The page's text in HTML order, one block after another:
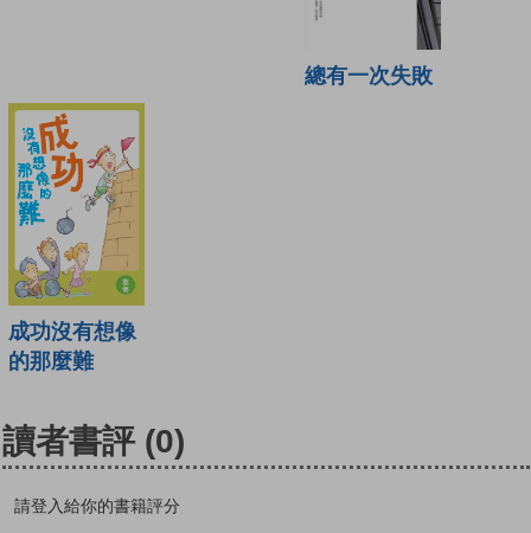
總有一次失敗
成功沒有想像
的那麼難
讀者書評 (0)
請登入給你的書籍評分